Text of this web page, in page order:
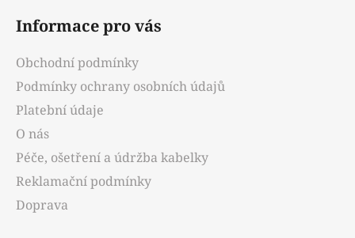
Informace pro vás
Obchodní podmínky
Podmínky ochrany osobních údajů
Platební údaje
O nás
Péče, ošetření a údržba kabelky
Reklamační podmínky
Doprava